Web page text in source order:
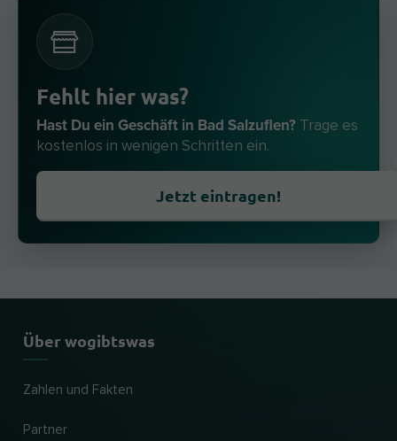
Fehlt hier was?
Hast Du ein Geschäft in Bad Salzuflen? Trage es
kostenlos in wenigen Schritten ein.
Jetzt eintragen!
Über wogibtswas
Zahlen und Fakten
Partner